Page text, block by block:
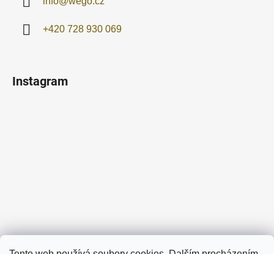
+420 728 930 069
Instagram